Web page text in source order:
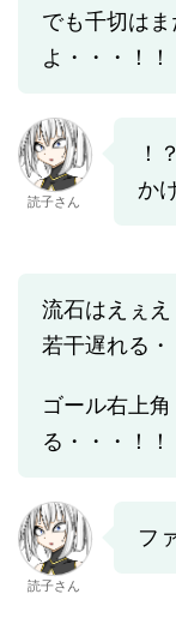
でも千切は
よ・・・！！
読子さん
！
か
流石はえぇ
若干遅れる・
ゴール右上
る・・・！！
読子さん
フ